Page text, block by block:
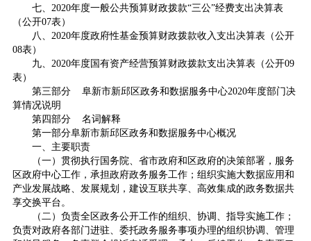
七、2020年度一般公共预算财政拨款“三公”经费支出决算表
（公开07表）
八、2020年度政府性基金预算财政拨款收入支出决算表（公开
08表）
九、2020年度国有资产经营预算财政拨款支出决算表（公开09
表）
第三部分 阜新市新邱区政务和数据服务中心2020年度部门决
算情况说明
第四部分 名词解释
第一部分阜新市新邱区政务和数据服务中心概况
一、主要职责
（一）贯彻执行国务院、省市政府和区政府的决策部署，服务
区政府中心工作，承担政府政务服务工作；组织实施大数据应用和
产业发展战略、发展规划，建设互联共享、高效集成的政务数据共
享交换平台。
（二）负责全区政务公开工作的组织、协调、指导实施工作；
负责对政府各部门进驻、委托政务服务事项办理的组织协调、管理